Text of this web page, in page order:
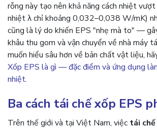
rỗng này tạo nên khả năng cách nhiệt
nhiệt λ chỉ khoảng 0,032–0,038 W/mK)
cũng là lý do khiến EPS "nhẹ mà to" —
khâu thu gom và vận chuyển về nhà máy
muốn hiểu sâu hơn về bản chất vật liệu,
Xốp EPS là gì — đặc điểm và ứng dụng
nhiệt.
Ba cách tái chế xốp EPS
Trên thế giới và tại Việt Nam, việc tái chế